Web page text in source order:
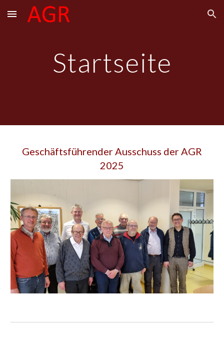
Skip to main content Skip to navigation
Startseite
Geschäftsführender Ausschuss der AGR
2025